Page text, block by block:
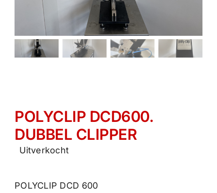
POLYCLIP DCD600.
DUBBEL CLIPPER
Uitverkocht
POLYCLIP DCD 600